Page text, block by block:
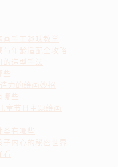
画手工趣味教学
与年龄适配全攻略
的造型手法
些
力的绘画妙招
哪些
童节日主题绘画
类有哪些
子内心的秘密世界